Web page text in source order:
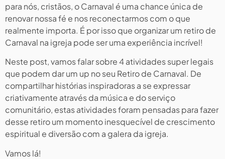
para nós, cristãos, o Carnaval é uma chance única de
renovar nossa fé e nos reconectarmos com o que
realmente importa. É por isso que organizar um retiro de
Carnaval na igreja pode ser uma experiência incrível!
Neste post, vamos falar sobre 4 atividades super legais
que podem dar um up no seu Retiro de Carnaval. De
compartilhar histórias inspiradoras a se expressar
criativamente através da música e do serviço
comunitário, estas atividades foram pensadas para fazer
desse retiro um momento inesquecível de crescimento
espiritual e diversão com a galera da igreja.
Vamos lá!